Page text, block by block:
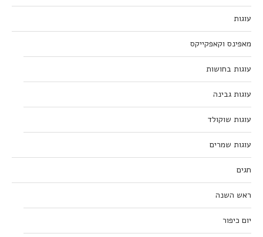
עוגות
מאפינס וקאפקייקס
עוגות בחושות
עוגות גבינה
עוגות שוקולד
עוגות שמרים
חגים
ראש השנה
יום כיפור